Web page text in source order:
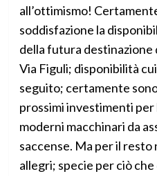
all’ottimismo!
soddisfazione la
della futura destinazione
Via Figuli; disponibilità
seguito; certamente
prossimi investimenti per
moderni macchinari da
saccense. Ma per il resto
allegri; specie per ciò